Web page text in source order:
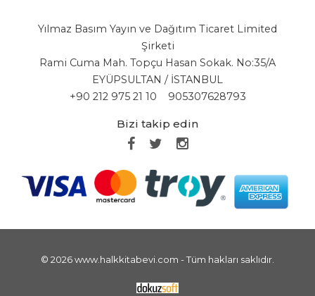
Yılmaz Basım Yayın ve Dağıtım Ticaret Limited
Şirketi
Rami Cuma Mah. Topçu Hasan Sokak. No:35/A
EYÜPSULTAN / İSTANBUL
+90 212 975 21 10
905307628793
Bizi takip edin
© 2026 www.halkkitabevi.com - Tüm hakları saklıdır.